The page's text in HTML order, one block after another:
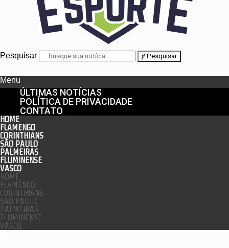
Pesquisar Pesquisar
Menu
ÚLTIMAS NOTÍCIAS
POLÍTICA DE PRIVACIDADE
CONTATO
HOME
FLAMENGO
CORINTHIANS
SÃO PAULO
PALMEIRAS
FLUMINENSE
VASCO
HOME
FLAMENGO
CORINTHIANS
SÃO PAULO
PALMEIRAS
FLUMINENSE
VASCO